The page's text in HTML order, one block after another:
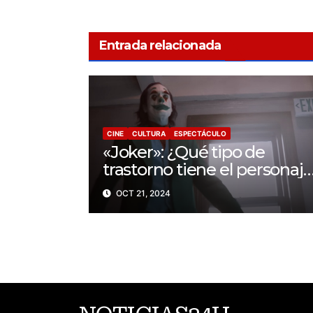
Entrada relacionada
CINE CULTURA ESPECTÁCULO
«Joker»: ¿Qué tipo de
trastorno tiene el personaje
de la película?
OCT 21, 2024